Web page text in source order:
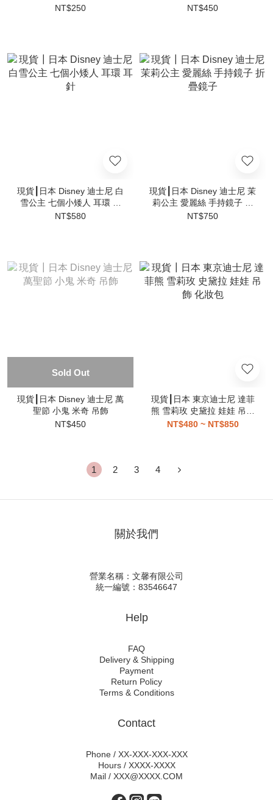
寬幅 迷你花邊帶 文具 手帳
NT$250
NT$450
現貨┃日本 Disney 迪士尼 白
雪公主 七個小矮人 耳環 耳
針
NT$580
現貨┃日本 Disney 迪士尼 茉
莉公主 愛麗絲 手持鏡子 折
疊鏡子
NT$750
Sold Out
現貨┃日本 Disney 迪士尼 萬
聖節 小鬼 米奇 吊飾
NT$450
現貨┃日本 東京迪士尼 達菲
熊 雪莉玫 史黛拉 娃娃 吊飾
化妝包
NT$480 ~ NT$850
1 2 3 4
關於我們
營業名稱：文馨有限公司
統一編號：83546647
Help
FAQ
Delivery & Shipping
Payment
Return Policy
Terms & Conditions
Contact
Phone / XX-XXX-XXX-XXX
Hours / XXXX-XXXX
Mail / XXX@XXXX.COM